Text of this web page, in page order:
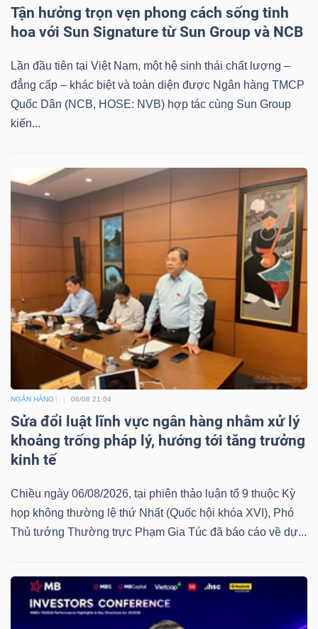
Tận hưởng trọn vẹn phong cách sống tinh
hoa với Sun Signature từ Sun Group và NCB
Lần đầu tiên tại Việt Nam, một hệ sinh thái chất lượng –
đẳng cấp – khác biệt và toàn diện được Ngân hàng TMCP
Quốc Dân (NCB, HOSE: NVB) hợp tác cùng Sun Group
kiến...
NGÂN HÀNG 06/08 21:04
Sửa đổi luật lĩnh vực ngân hàng nhằm xử lý
khoảng trống pháp lý, hướng tới tăng trưởng
kinh tế
Chiều ngày 06/08/2026, tại phiên thảo luận tổ 9 thuộc Kỳ
họp không thường lệ thứ Nhất (Quốc hội khóa XVI), Phó
Thủ tướng Thường trực Phạm Gia Túc đã báo cáo về dự...